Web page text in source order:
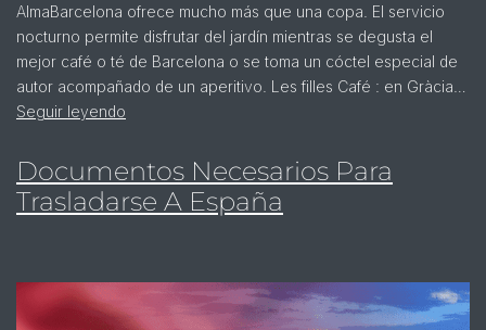
AlmaBarcelona ofrece mucho más que una copa. El servicio
nocturno permite disfrutar del jardín mientras se degusta el
mejor café o té de Barcelona o se toma un cóctel especial de
autor acompañado de un aperitivo. Les filles Café : en Gràcia…
Seguir leyendo
Documentos Necesarios Para
Trasladarse A España